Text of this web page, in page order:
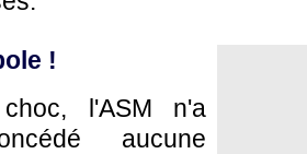
!
l'ASM n'a
aucune